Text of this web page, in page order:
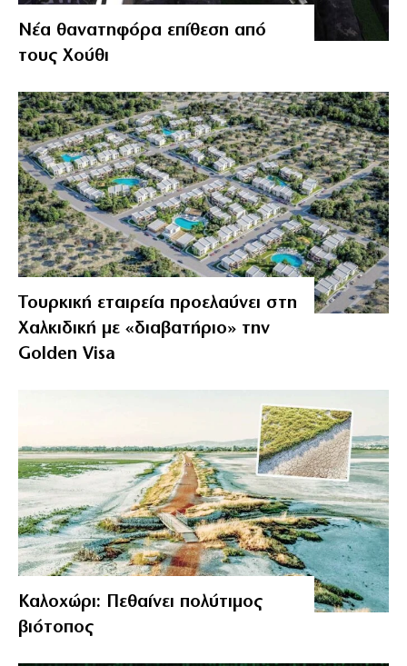
Νέα θανατηφόρα επίθεση από
τους Χούθι
Τουρκική εταιρεία προελαύνει στη
Χαλκιδική με «διαβατήριο» την
Golden Visa
Καλοχώρι: Πεθαίνει πολύτιμος
βιότοπος